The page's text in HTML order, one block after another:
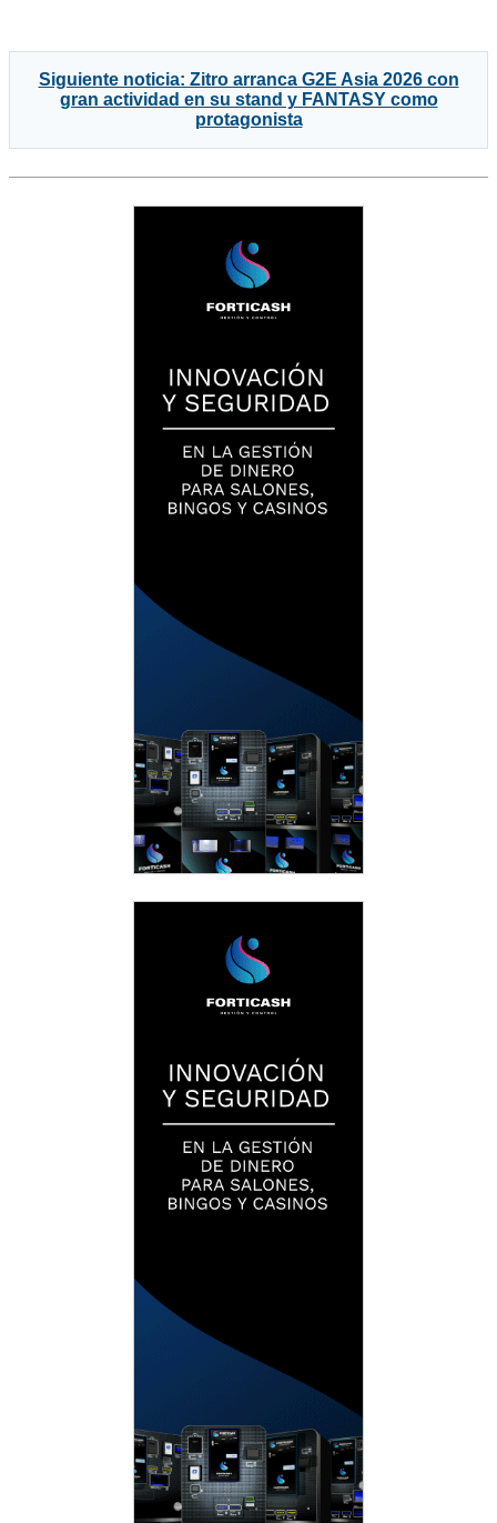
Siguiente noticia: Zitro arranca G2E Asia 2026 con
gran actividad en su stand y FANTASY como
protagonista